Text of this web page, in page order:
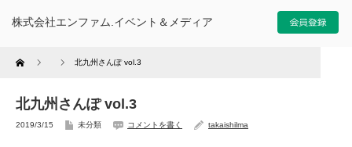
株式会社エンファム.イベント＆メディア
Home 北九州さんぽ vol.3
北九州さんぽ vol.3
2019/3/15 未分類 コメントを書く takaishilma